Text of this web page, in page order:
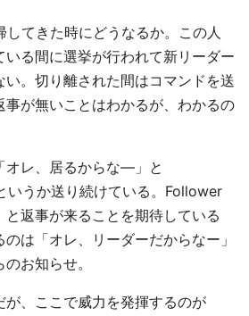
してきた時にどうなるか。この人
いる間に選挙が行われて新リーダー
い。切り離された間はコマンドを送
が無いことはわかるが、わかるの
オレ、居るからな―」と
いうか送り続けている。Follower
返事が来ることを期待している
は「オレ、リーダーだからなー」
お知らせ。
が、ここで威力を発揮するのが